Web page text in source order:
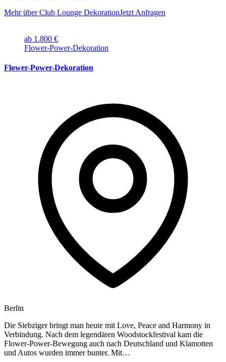
Mehr über Club Lounge DekorationJetzt Anfragen
ab 1.800 €
Flower-Power-Dekoration
Flower-Power-Dekoration
Berlin
Die Siebziger bringt man heute mit Love, Peace and Harmony in
Verbindung. Nach dem legendären Woodstockfestival kam die
Flower-Power-Bewegung auch nach Deutschland und Klamotten
und Autos wurden immer bunter. Mit…